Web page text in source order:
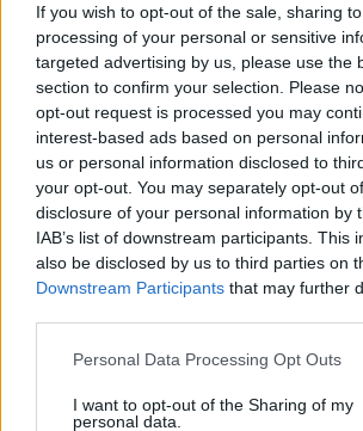
If you wish to opt-out of the sale, sharing
processing of your personal or sensitive
targeted advertising by us, please use the
section to confirm your selection. Please
opt-out request is processed you may
interest-based ads based on personal
us or personal information disclosed to
your opt-out. You may separately opt-out
disclosure of your personal information by
IAB’s list of downstream participants. This
also be disclosed by us to third parties on
Downstream Participants that may further
Please note that this website/app uses one
not limited to your visit or usage behaviour.
Personal Data Processing Opt Outs
I want to opt-out of the Sharing of my
personal data.
az RV által megvilágított célról
rakéta méri és visszasugározza az
kidolgozza és felsugározza a
a rakéták számára. (ez az Sz-
rávezetésének módszere) 100km
alkalmazzák, amennyiben
jelek vétele.
3, Félaktív önrávezetés. Az RV -
kommunikációjának zavarása
megvilágított célról visszavert jelet
jár, mivel a kinetikailag legjobb
arányos módszerrel történik a cél